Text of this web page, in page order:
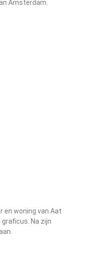
Amsterdam.
en woning van Aat
Na zijn